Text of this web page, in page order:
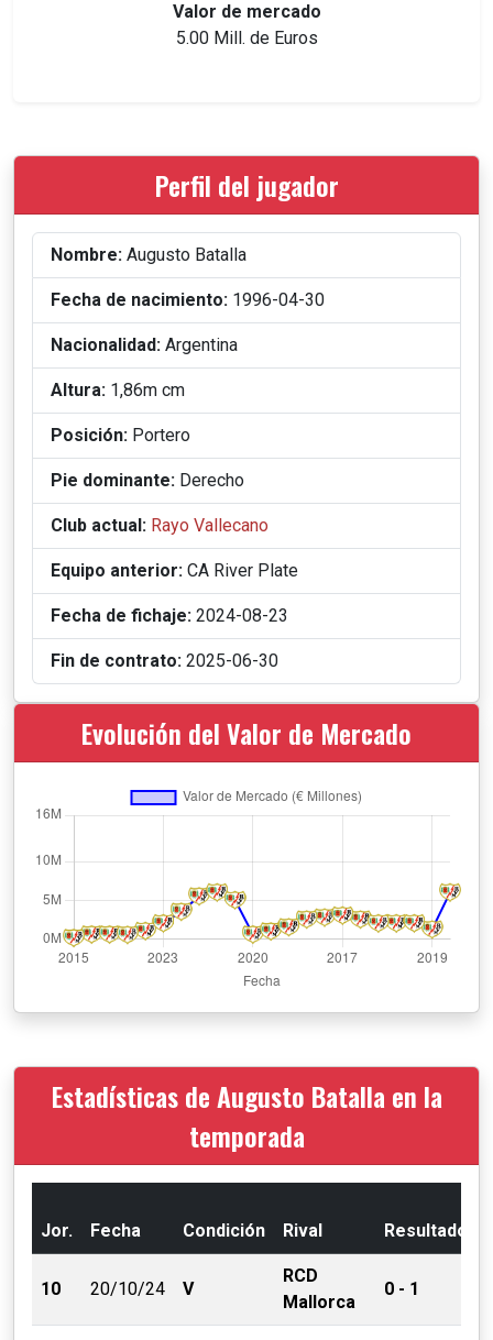
Valor de mercado
5.00 Mill. de Euros
Perfil del jugador
Nombre: Augusto Batalla
Fecha de nacimiento: 1996-04-30
Nacionalidad: Argentina
Altura: 1,86m cm
Posición: Portero
Pie dominante: Derecho
Club actual: Rayo Vallecano
Equipo anterior: CA River Plate
Fecha de fichaje: 2024-08-23
Fin de contrato: 2025-06-30
Evolución del Valor de Mercado
Estadísticas de Augusto Batalla en la
temporada
Jor. Fecha Condición Rival Resultado
10 20/10/24 V
RCD
Mallorca
0 - 1